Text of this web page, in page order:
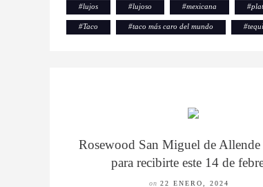
#lujos #lujoso #mexicana #
#Taco #taco más caro del mundo #
Rosewood San Miguel de Allende
para recibirte este 14 de
on 22 ENERO, 2024